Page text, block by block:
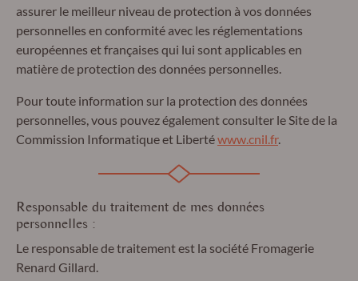
assurer le meilleur niveau de protection à vos données
personnelles en conformité avec les réglementations
européennes et françaises qui lui sont applicables en
matière de protection des données personnelles.
Pour toute information sur la protection des données
personnelles, vous pouvez également consulter le Site de la
Commission Informatique et Libertéwww.cnil.fr.
Responsable du traitement de mes données
personnelles :
Le responsable de traitement est la société Fromagerie
Renard Gillard.